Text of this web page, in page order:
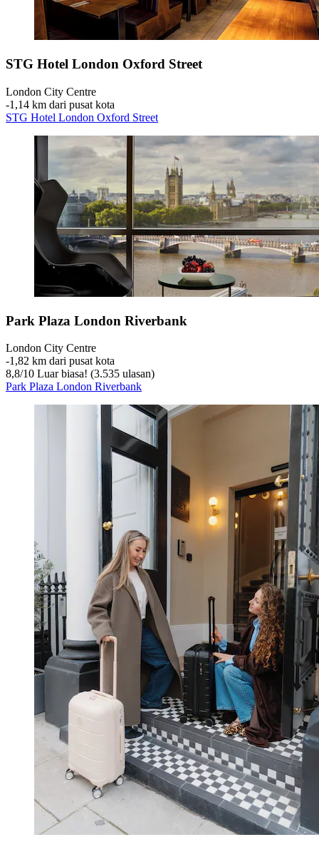
STG Hotel London Oxford Street
London City Centre
‐1,14 km dari pusat kota
STG Hotel London Oxford Street
Park Plaza London Riverbank
London City Centre
‐1,82 km dari pusat kota
8,8/10 Luar biasa! (3.535 ulasan)
Park Plaza London Riverbank